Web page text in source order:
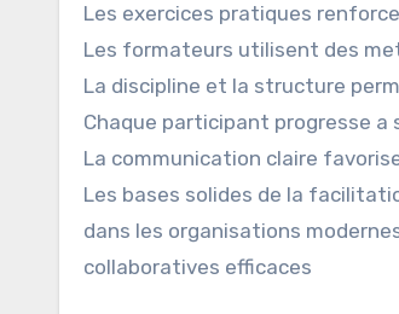
Les exercices pratiques
Les formateurs utilisent des
La discipline et la structure
Chaque participant progresse
La communication claire
Les bases solides de la
dans les organisations
collaboratives efficaces